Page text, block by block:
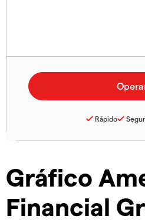
Gráfico
Financial
Rápido